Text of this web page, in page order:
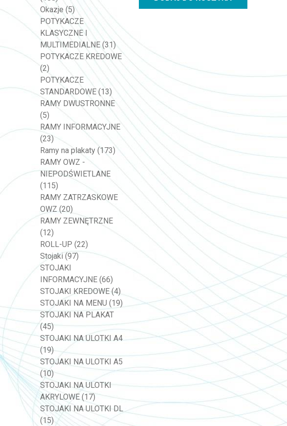
Okazje (5)
POTYKACZE
KLASYCZNE I
MULTIMEDIALNE (31)
POTYKACZE KREDOWE
(2)
POTYKACZE
STANDARDOWE (13)
RAMY DWUSTRONNE
(5)
RAMY INFORMACYJNE
(23)
Ramy na plakaty (173)
RAMY OWZ -
NIEPODŚWIETLANE
(115)
RAMY ZATRZASKOWE
OWZ (20)
RAMY ZEWNĘTRZNE
(12)
ROLL-UP (22)
Stojaki (97)
STOJAKI
INFORMACYJNE (66)
STOJAKI KREDOWE (4)
STOJAKI NA MENU (19)
STOJAKI NA PLAKAT
(45)
STOJAKI NA ULOTKI A4
(19)
STOJAKI NA ULOTKI A5
(10)
STOJAKI NA ULOTKI
AKRYLOWE (17)
STOJAKI NA ULOTKI DL
(15)